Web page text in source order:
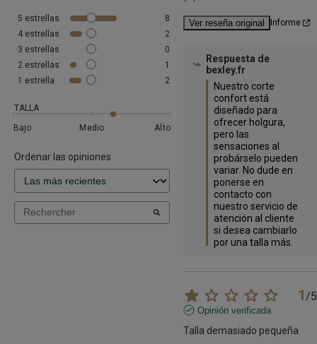
5 estrellas
8
4 estrellas
2
3 estrellas
0
2 estrellas
1
1 estrella 2
TALLA
Bajo
Medio Alto
Ordenar las opiniones
Ver reseña original Informe
Respuesta de
bexley.fr
Nuestro corte
confort está
diseñado para
ofrecer holgura,
pero las
sensaciones al
probárselo pueden
variar. No dude en
ponerse en
contacto con
nuestro servicio de
atención al cliente
si desea cambiarlo
por una talla más.
1 /5
Opinión verificada
Talla demasiado pequeña